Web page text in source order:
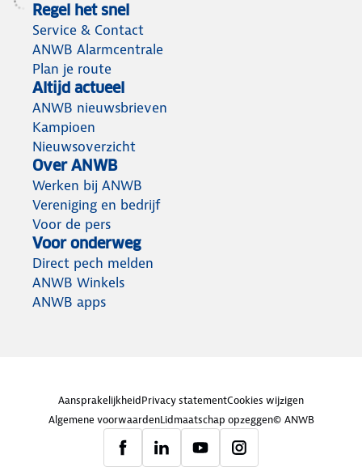
Regel het snel
Service & Contact
ANWB Alarmcentrale
Plan je route
Altijd actueel
ANWB nieuwsbrieven
Kampioen
Nieuwsoverzicht
Over ANWB
Werken bij ANWB
Vereniging en bedrijf
Voor de pers
Voor onderweg
Direct pech melden
ANWB Winkels
ANWB apps
AansprakelijkheidPrivacy statementCookies wijzigen
Algemene voorwaardenLidmaatschap opzeggen© ANWB